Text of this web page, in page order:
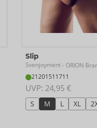
Slip
Svenjoyment- ORION
21201511711
UVP: 24,95 €
S M L XL